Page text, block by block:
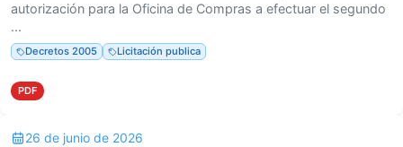
autorización para la Oficina de Compras a efectuar el segundo
...
Decretos 2005 Licitación publica
PDF
26 de junio de 2026